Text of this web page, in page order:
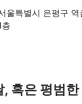
울특별시 은평구
층
, 혹은 평범